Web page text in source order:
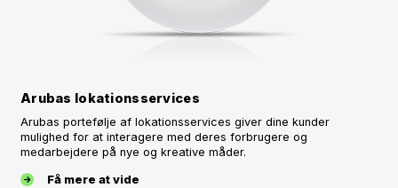
Arubas lokationsservices
Arubas portefølje af lokationsservices giver dine kunder
mulighed for at interagere med deres forbrugere og
medarbejdere på nye og kreative måder.
Få mere at vide